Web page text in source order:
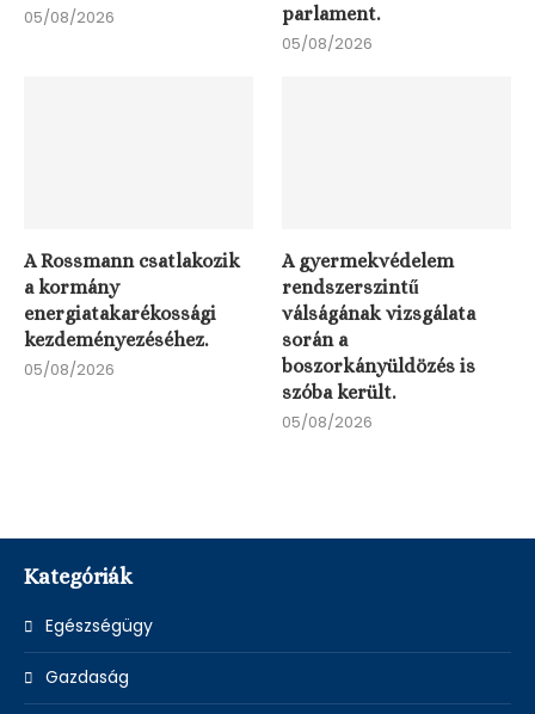
05/08/2026
parlament.
05/08/2026
A Rossmann csatlakozik
a kormány
energiatakarékossági
kezdeményezéséhez.
05/08/2026
A gyermekvédelem
rendszerszintű
válságának vizsgálata
során a
boszorkányüldözés is
szóba került.
05/08/2026
Kategóriák
Egészségügy
Gazdaság